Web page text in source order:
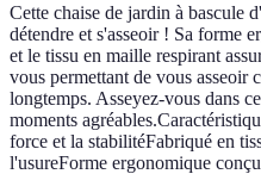
Cette chaise de jardin à bascule
détendre et s'asseoir ! Sa forme
et le tissu en maille respirant
vous permettant de vous asseoir
longtemps. Asseyez-vous dans
moments
force et la stabilitéFabriqué en
l'usureForme ergonomique